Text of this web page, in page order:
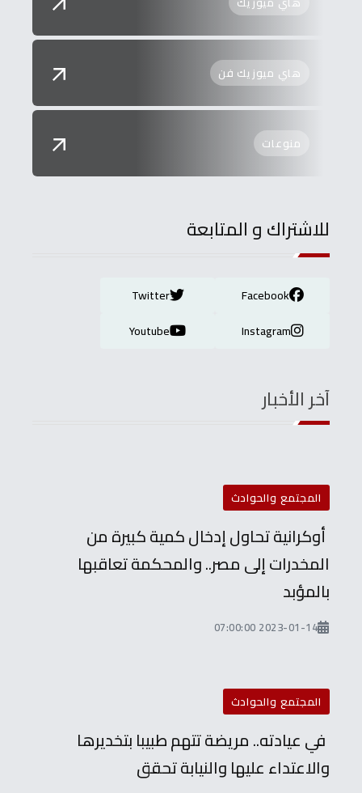
هاي ميوزيك فن
منوعات
للاشتراك و المتابعة
Facebook
Twitter
Instagram
Youtube
آخر الأخبار
المجتمع والحوادث
أوكرانية تحاول إدخال كمية كبيرة من
المخدرات إلى مصر.. والمحكمة تعاقبها
بالمؤبد
2023-01-14 07:00:00
المجتمع والحوادث
في عيادته.. مريضة تتهم طبيبا بتخديرها
والاعتداء عليها والنيابة تحقق